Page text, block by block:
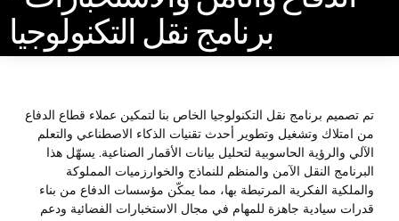
برنامج نقل التكنولوجيا
تم تصميم برنامج نقل التكنولوجيا الخاص بنا لتمكين عملاء قطاع الدفاع
من امتلاك وتشغيل وتطوير أحدث تقنيات الذكاء الاصطناعي والتعلم
الآلي والرؤية الحاسوبية لتحليل بيانات الأقمار الصناعية. يسهّل هذا
البرنامج النقل الآمن والمنظم للنماذج والخوارزميات المملوكة
والملكية الفكرية المرتبطة بها، مما يمكّن مؤسسات الدفاع من بناء
قدرات سيادية جاهزة للمهام في مجال الاستخبارات الفضائية ودعم